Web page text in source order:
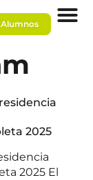
2025
2025 El